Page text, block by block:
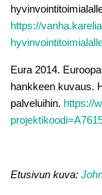
https://
Eura 2014.
hankkeen kuvaus.
palveluihin. https://
Etusivun kuva: